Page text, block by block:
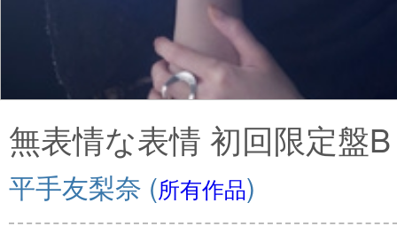
無表情な表情 初回限定盤
平手友梨奈 (所有作品)